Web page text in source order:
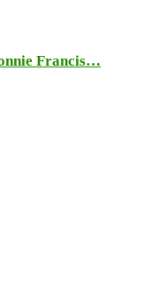
Francis…